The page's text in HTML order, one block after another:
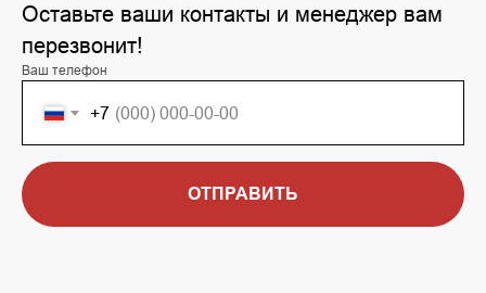
Оставьте ваши контакты и менеджер вам
перезвонит!
Ваш телефон
+7
ОТПРАВИТЬ